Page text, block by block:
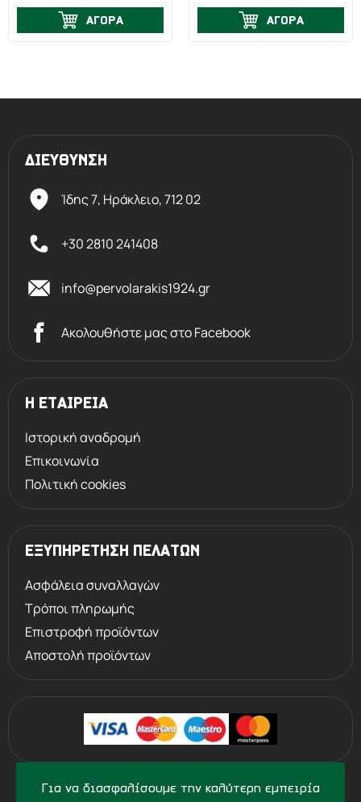
Για να διασφαλίσουμε την καλύτερη εμπειρία
ΑΓΟΡΑ ΑΓΟΡΑ
ΔΙΕΥΘΥΝΣΗ
Ίδης 7, Ηράκλειο,712 02
+30 2810 241408
info@pervolarakis1924.gr
Ακολουθήστε μας στο Facebook
Η ΕΤΑΙΡΕΙΑ
Ιστορική αναδρομή
Επικοινωνία
Πολιτική cookies
ΕΞΥΠΗΡΕΤΗΣΗ ΠΕΛΑΤΩΝ
Ασφάλεια συναλλαγών
Τρόποι πληρωμής
Επιστροφή προϊόντων
Αποστολή προϊόντων
© 2013 - 2026 PERVOLARAKIS1924.GR